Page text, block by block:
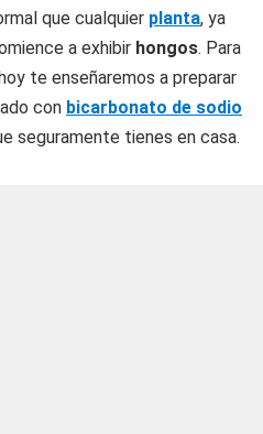
que cualquier planta, ya
a exhibir hongos. Para
te enseñaremos a preparar
con bicarbonato de sodio
seguramente tienes en casa.